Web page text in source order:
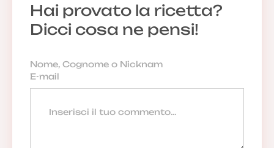
Hai provato la ricetta?
Dicci cosa ne pensi!